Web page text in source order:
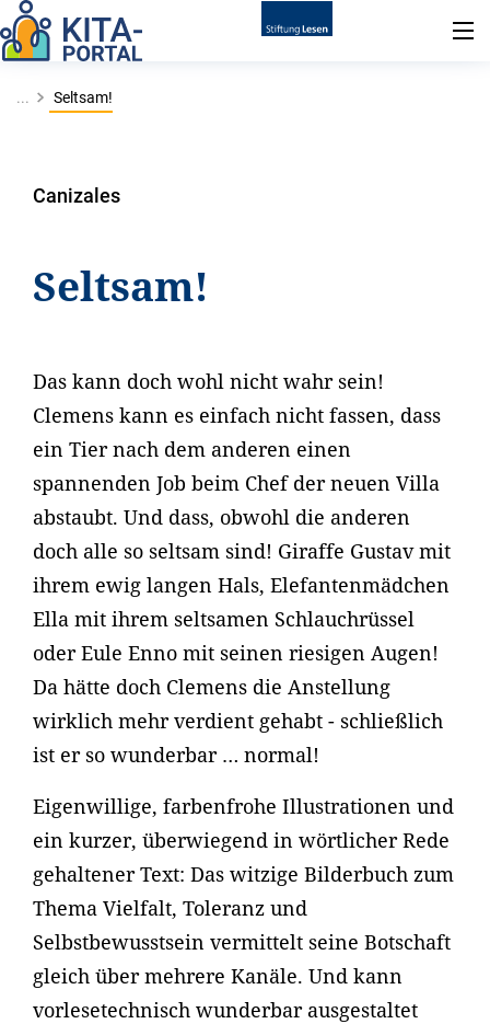
... Seltsam!
Canizales
Seltsam!
Das kann doch wohl nicht wahr sein!
Clemens kann es einfach nicht fassen, dass
ein Tier nach dem anderen einen
spannenden Job beim Chef der neuen Villa
abstaubt. Und dass, obwohl die anderen
doch alle so seltsam sind! Giraffe Gustav mit
ihrem ewig langen Hals, Elefantenmädchen
Ella mit ihrem seltsamen Schlauchrüssel
oder Eule Enno mit seinen riesigen Augen!
Da hätte doch Clemens die Anstellung
wirklich mehr verdient gehabt - schließlich
ist er so wunderbar … normal!
Eigenwillige, farbenfrohe Illustrationen und
ein kurzer, überwiegend in wörtlicher Rede
gehaltener Text: Das witzige Bilderbuch zum
Thema Vielfalt, Toleranz und
Selbstbewusstsein vermittelt seine Botschaft
gleich über mehrere Kanäle. Und kann
vorlesetechnisch wunderbar ausgestaltet